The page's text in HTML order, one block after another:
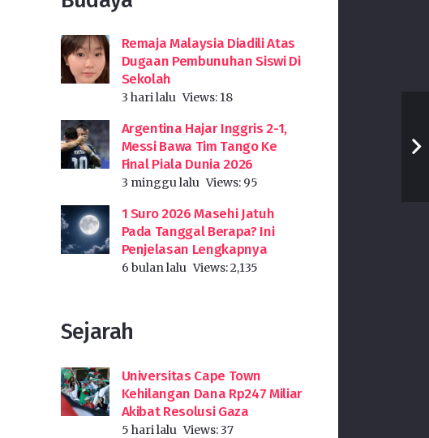
Remaja Malaysia Diadili Atas
Dugaan Pembunuhan Siswi Di
Sekolah
3 hari lalu Views: 18
Argentina Hajar Inggris 2-1,
Messi Bawa Tim Tango Ke
Final Piala Dunia 2026
3 minggu lalu Views: 95
1 Suro 2026 Masehi Jatuh
Pada Tanggal Berapa? Ini
Penjelasan Lengkapnya
6 bulan lalu Views:2,135
Sejarah
Universitas Cape Town
Kehilangan Dana Rp247 Miliar
Akibat Resolusi Gaza
5 hari lalu Views:37